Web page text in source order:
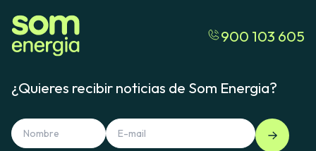
900 103 605
¿Quieres recibir noticias de Som Energia?